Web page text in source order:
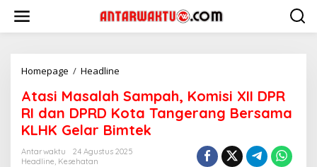
konten
Homepage / Headline
Sampah,
Komisi
XII
DPR
RI
Atasi Masalah Sampah, Komisi XII DPR
RI dan DPRD Kota Tangerang Bersama
KLHK Gelar Bimtek
Antarwaktu
24 Agustus 2025
Headline, Kesehatan